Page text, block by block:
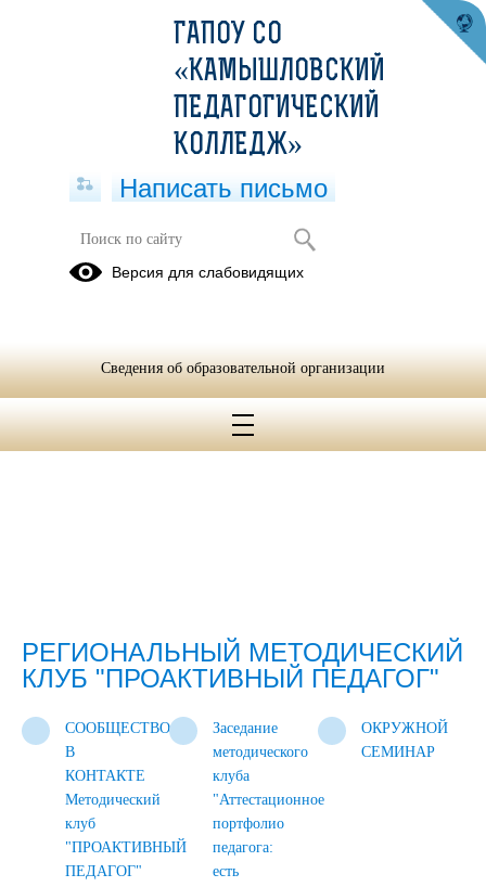
РЕГИОНАЛЬНЫЙ МЕТОДИЧЕСКИЙ
КЛУБ "ПРОАКТИВНЫЙ ПЕДАГОГ"
СООБЩЕСТВО
В
КОНТАКТЕ
Методический
клуб
"ПРОАКТИВНЫЙ
ПЕДАГОГ"
Заседание
методического
клуба
"Аттестационное
портфолио
педагога:
есть
ОКРУЖНОЙ
СЕМИНАР
ГАПОУ СО
«КАМЫШЛОВСКИЙ
ПЕДАГОГИЧЕСКИЙ
КОЛЛЕДЖ»
Написать письмо
Версия для слабовидящих
Сведения об образовательной организации